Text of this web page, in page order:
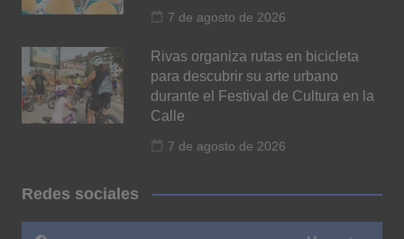
7 de agosto de 2026
Rivas organiza rutas en bicicleta
para descubrir su arte urbano
durante el Festival de Cultura en la
Calle
7 de agosto de 2026
Redes sociales